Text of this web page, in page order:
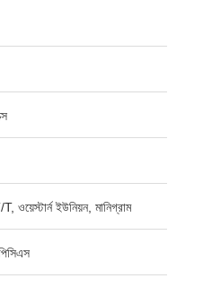
ইউনিয়ন, মানিগ্রাম